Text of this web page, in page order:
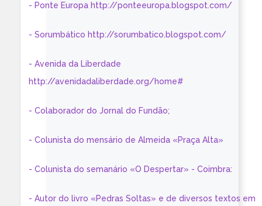
- Ponte Europa http://ponteeuropa.blogspot.com/
- Sorumbático http://sorumbatico.blogspot.com/
- Avenida da Liberdade
http://avenidadaliberdade.org/home#
- Colaborador do Jornal do Fundão;
- Colunista do mensário de Almeida «Praça Alta»
- Colunista do semanário «O Despertar» - Coimbra:
- Autor do livro «Pedras Soltas» e de diversos textos em